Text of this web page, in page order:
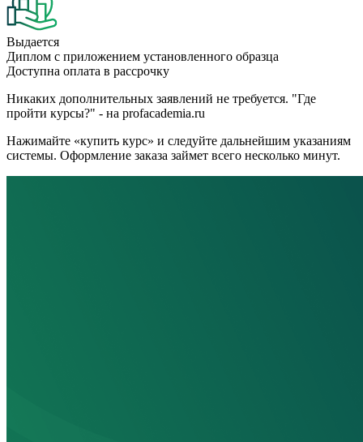
Выдается
Диплом с приложением установленного образца
Доступна оплата в рассрочку
Никаких дополнительных заявлений не требуется. "Где
пройти курсы?" - на profacademia.ru
Нажимайте «купить курс» и следуйте дальнейшим указаниям
системы. Оформление заказа займет всего несколько минут.